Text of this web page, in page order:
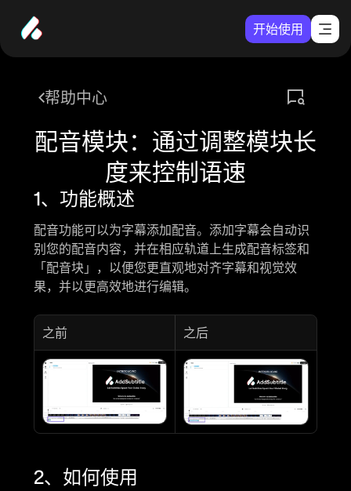
帮助中心
配音模块：通过调整模块长
度来控制语速
1、功能概述
配音功能可以为字幕添加配音。 添加字幕会自动识
别您的配音内容，并在相应轨道上生成配音标签和
「配音块」 ，以便您更直观地对齐字幕和视觉效
果，并以更高效地进行编辑。
之前 之后
2、如何使用
开始使用